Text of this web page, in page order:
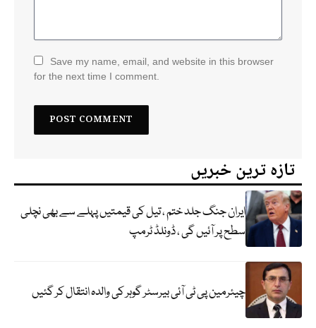
Save my name, email, and website in this browser
for the next time I comment.
تازہ ترین خبریں
ایران جنگ جلد ختم ، تیل کی قیمتیں پہلے سے بھی نچلی
سطح پر آئیں گی ، ڈونلڈ ٹرمپ
چیئرمین پی ٹی آئی بیرسٹر گوہر کی والدہ انتقال کر گئیں